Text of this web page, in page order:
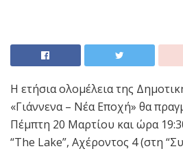
Η ετήσια ολομέλεια της
«Γιάννενα – Νέα Εποχή» θα
Πέμπτη 20 Μαρτίου και ώρα
“The Lake”, Αχέροντος 4 (στη